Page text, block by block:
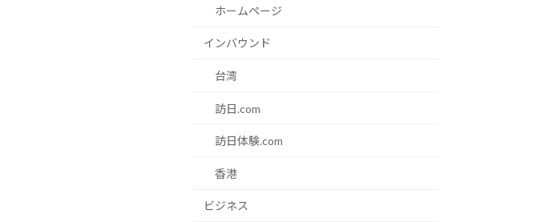
ホームページ
インバウンド
台湾
訪日.com
訪日体験.com
香港
ビジネス